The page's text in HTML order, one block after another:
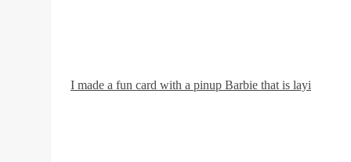
I made a fun card with a pinup Barbie that is layi